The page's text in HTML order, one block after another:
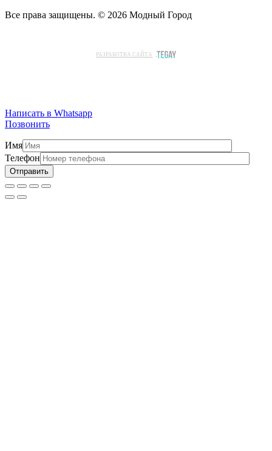
Все права защищены. © 2026 Модный Город
РАЗРАБОТКА САЙТА
Написать в Whatsapp
Позвонить
Имя
Телефон
Отправить